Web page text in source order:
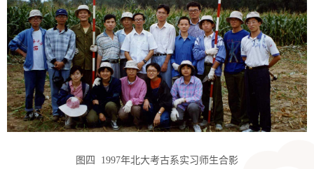
图四 1997年北大考古系实习师生合影